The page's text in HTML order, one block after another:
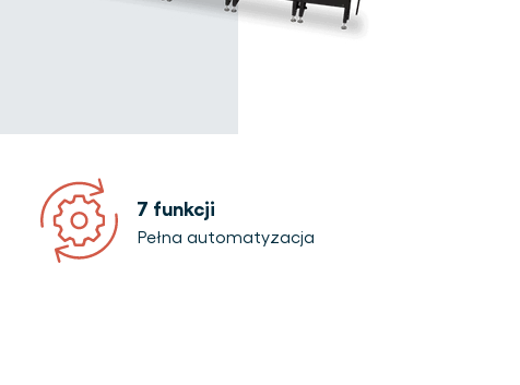
7 funkcji
Pełna automatyzacja